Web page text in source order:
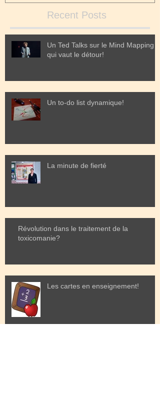
Recent Posts
Un Ted Talks sur le Mind Mapping
qui vaut le détour!
Un to-do list dynamique!
La minute de fierté
Révolution dans le traitement de la
toxicomanie?
Les cartes en enseignement!